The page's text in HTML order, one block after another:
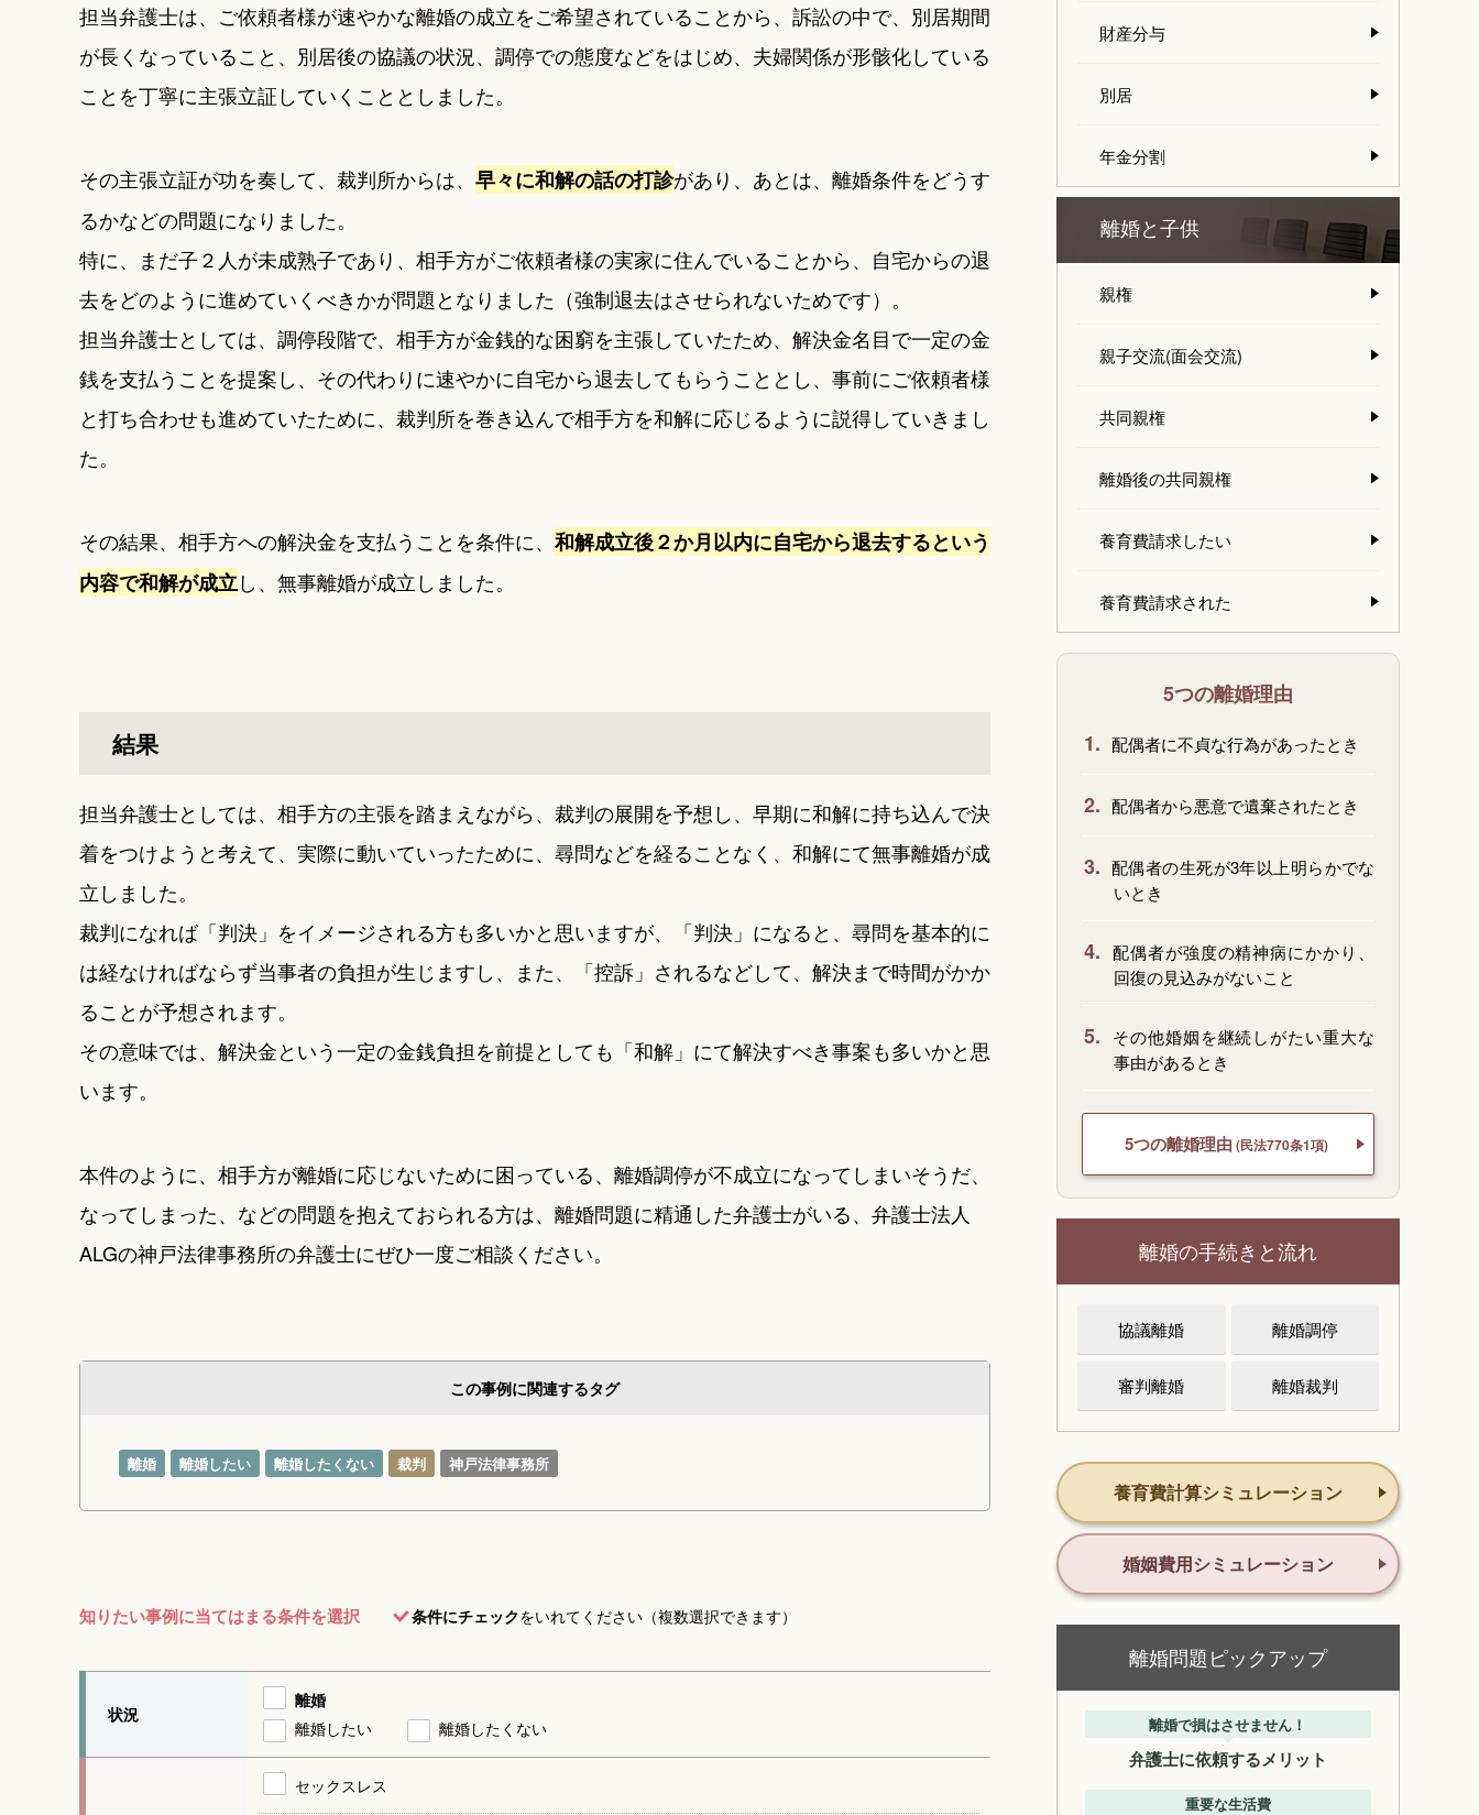
担当弁護士は、ご依頼者様が速やかな離婚の成立をご希望されていることから、訴訟の中で、別居期間
が長くなっていること、別居後の協議の状況、調停での態度などをはじめ、夫婦関係が形骸化している
ことを丁寧に主張立証していくこととしました。
その主張立証が功を奏して、裁判所からは、 早々に和解の話の打診があり、あとは、離婚条件をどうす
るかなどの問題になりました。
特に、まだ子２人が未成熟子であり、相手方がご依頼者様の実家に住んでいることから、自宅からの退
去をどのように進めていくべきかが問題となりました（強制退去はさせられないためです）。
担当弁護士としては、調停段階で、相手方が金銭的な困窮を主張していたため、解決金名目で一定の金
銭を支払うことを提案し、その代わりに速やかに自宅から退去してもらうこととし、事前にご依頼者様
と打ち合わせも進めていたために、裁判所を巻き込んで相手方を和解に応じるように説得していきまし
た。
その結果、相手方への解決金を支払うことを条件に、 和解成立後２か月以内に自宅から退去するという
内容で和解が成立し、無事離婚が成立しました。
結果
担当弁護士としては、相手方の主張を踏まえながら、裁判の展開を予想し、早期に和解に持ち込んで決
着をつけようと考えて、実際に動いていったために、尋問などを経ることなく、和解にて無事離婚が成
立しました。
裁判になれば「判決」をイメージされる方も多いかと思いますが、「判決」になると、尋問を基本的に
は経なければならず当事者の負担が生じますし、また、「控訴」されるなどして、解決まで時間がかか
ることが予想されます。
その意味では、解決金という一定の金銭負担を前提としても「和解」にて解決すべき事案も多いかと思
います。
本件のように、相手方が離婚に応じないために困っている、離婚調停が不成立になってしまいそうだ、
なってしまった、などの問題を抱えておられる方は、離婚問題に精通した弁護士がいる、弁護士法人
ALGの神戸法律事務所の弁護士にぜひ一度ご相談ください。
この事例に関連するタグ
離婚 離婚したい 離婚したくない 裁判 神戸法律事務所
知りたい事例に当てはまる条件を選択 条件にチェックをいれてください（複数選択できます）
状況
離婚
離婚したい
離婚したくない
セックスレス
財産分与
別居
年金分割
離婚と子供
親権
親子交流(面会交流)
共同親権
離婚後の共同親権
養育費請求したい
養育費請求された
5つの離婚理由
1. 配偶者に不貞な行為があったとき
2. 配偶者から悪意で遺棄されたとき
3. 配偶者の生死が3年以上明らかでな
いとき
4. 配偶者が強度の精神病にかかり、
回復の見込みがないこと
5.
その他婚姻を継続しがたい重大な
事由があるとき
5つの離婚理由 (民法770条1項)
離婚の手続きと流れ
協議離婚 離婚調停
審判離婚 離婚裁判
養育費計算シミュレーション
婚姻費用シミュレーション
離婚問題ピックアップ
離婚で損はさせません！
弁護士に依頼するメリット
重要な生活費